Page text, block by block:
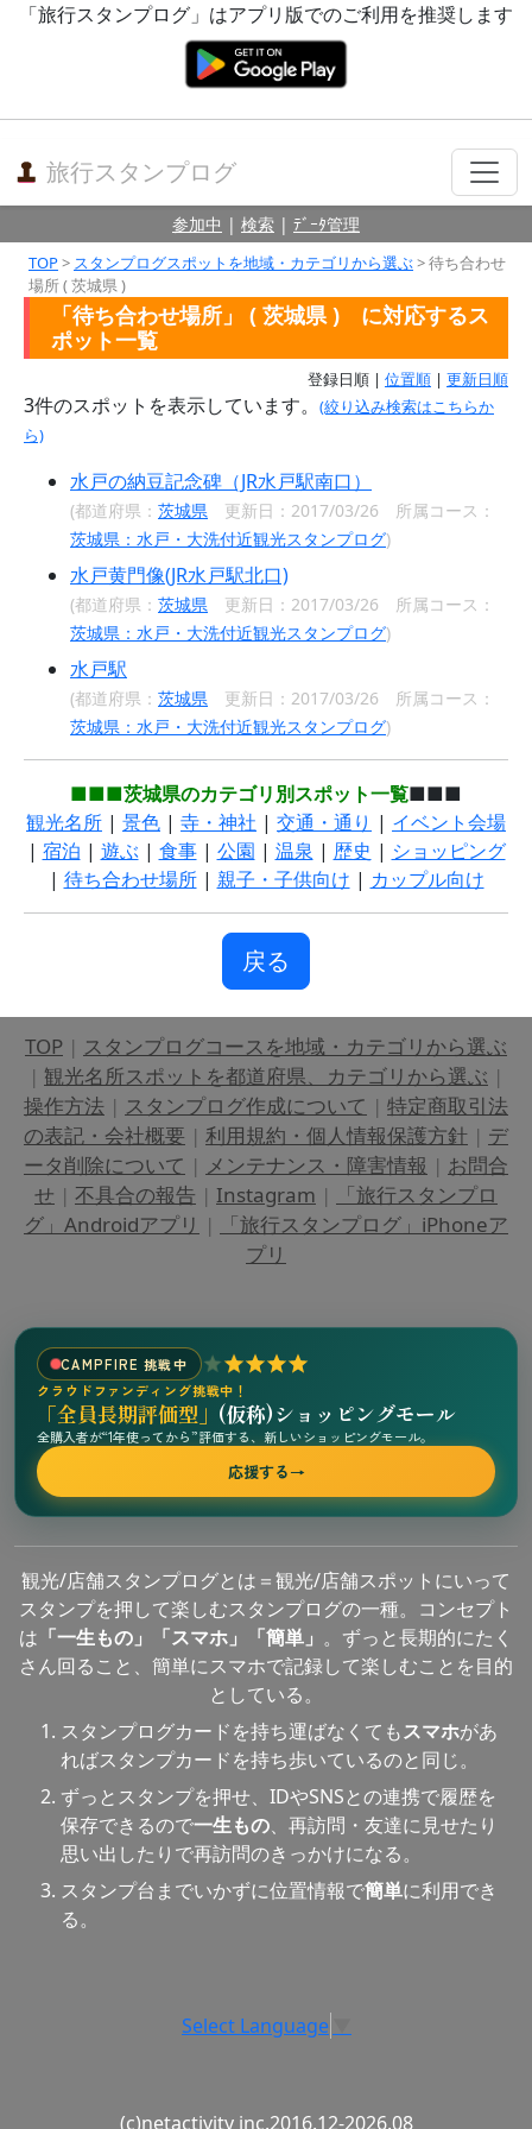
「旅行スタンプログ」はアプリ版でのご利用を推奨します
旅行スタンプログ
参加中 | 検索 | ﾃﾞｰﾀ管理
TOP> スタンプログスポットを地域・カテゴリから選ぶ> 待ち合わせ
場所 ( 茨城県 )
「待ち合わせ場所」 ( 茨城県 ) に対応するス
ポット一覧
登録日順 | 位置順 | 更新日順
3件のスポットを表示しています。
(絞り込み検索はこちらか
ら)
水戸の納豆記念碑（JR水戸駅南口）
(都道府県： 茨城県 更新日：2017/03/26 所属コース：
茨城県：水戸・大洗付近観光スタンプログ)
水戸黄門像(JR水戸駅北口)
(都道府県： 茨城県 更新日：2017/03/26 所属コース：
茨城県：水戸・大洗付近観光スタンプログ)
水戸駅
(都道府県： 茨城県 更新日：2017/03/26 所属コース：
茨城県：水戸・大洗付近観光スタンプログ)
■■■茨城県のカテゴリ別スポット一覧■■■
観光名所 | 景色 | 寺・神社 | 交通・通り | イベント会場
| 宿泊 | 遊ぶ| 食事| 公園 | 温泉 | 歴史 | ショッピング
| 待ち合わせ場所| 親子・子供向け | カップル向け
戻る
TOP | スタンプログコースを地域・カテゴリから選ぶ
| 観光名所スポットを都道府県、カテゴリから選ぶ |
操作方法 | スタンプログ作成について | 特定商取引法
の表記・会社概要 | 利用規約・個人情報保護方針 | デ
ータ削除について | メンテナンス・障害情報 | お問合
せ | 不具合の報告 | Instagram |
「旅行スタンプロ
グ」Androidアプリ |
「旅行スタンプログ」iPhoneア
プリ
CAMPFIRE 挑戦中
クラウドファンディング挑戦中！
「全員長期評価型」 (仮称)ショッピングモール
全購入者が“1年使ってから”評価する、新しいショッピングモール。
応援する→
観光/店舗スタンプログとは＝観光/店舗スポットにいって
スタンプを押して楽しむスタンプログの一種。コンセプト
は 「一生もの」「スマホ」「簡単」 。ずっと長期的にたく
さん回ること、簡単にスマホで記録して楽しむことを目的
としている。
スタンプログカードを持ち運ばなくてもスマホがあ
ればスタンプカードを持ち歩いているのと同じ。
ずっとスタンプを押せ、IDやSNSとの連携で履歴を
保存できるので一生もの、再訪問・友達に見せたり
思い出したりで再訪問のきっかけになる。
スタンプ台までいかずに位置情報で簡単に利用でき
る。
Select Language
(c)netactivity inc.2016.12-2026.08